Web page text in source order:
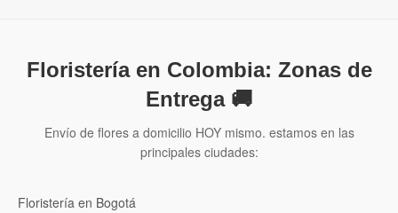
Floristería en Colombia: Zonas de
Entrega 🚚
Envío de flores a domicilio HOY mismo. estamos en las
principales ciudades:
Floristería en Bogotá